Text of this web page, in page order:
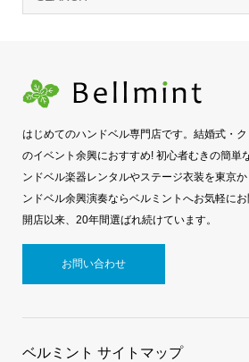
はじめてのハンドベル専門店です。結婚式・
のイベント余興におすすめ! 初心者むきの簡単
ンドベル楽器レンタルやステージ衣装を東京
ンドベル余興演奏ならベルミントへお気軽に
開店以来、20年間選ばれ続けています。
お問い合わせ
ベルミント サイトマップ